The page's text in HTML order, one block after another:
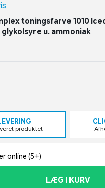
toningsfarve 1010
glykolsyre u. ammoniak
produktet
online (5+)
LÆG I KURV